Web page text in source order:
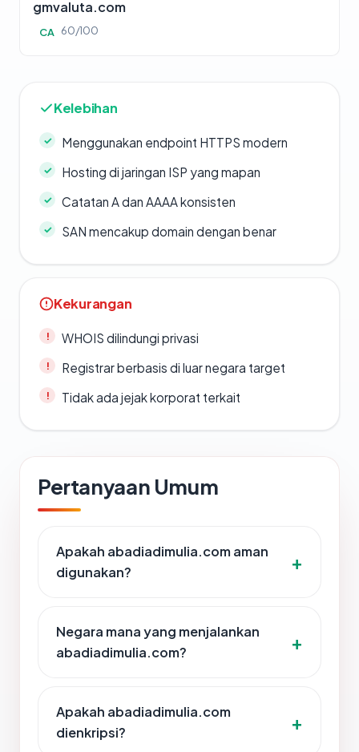
gmvaluta.com
CA 60/100
Kelebihan
Menggunakan endpoint HTTPS modern
Hosting di jaringan ISP yang mapan
Catatan A dan AAAA konsisten
SAN mencakup domain dengan benar
Kekurangan
WHOIS dilindungi privasi
Registrar berbasis di luar negara target
Tidak ada jejak korporat terkait
Pertanyaan Umum
Apakah abadiadimulia.com aman
digunakan?
Negara mana yang menjalankan
abadiadimulia.com?
Apakah abadiadimulia.com
dienkripsi?